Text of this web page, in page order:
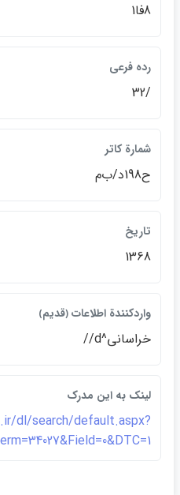
8فا1
رده فرعي
/32
شمارة كاتر
ح198د/ب‌م
تاريخ
1368
واردكنندة اطلاعات ﴿قديم﴾
خراساني^d//
لينک به اين مدرک
dl/search/default.aspx?